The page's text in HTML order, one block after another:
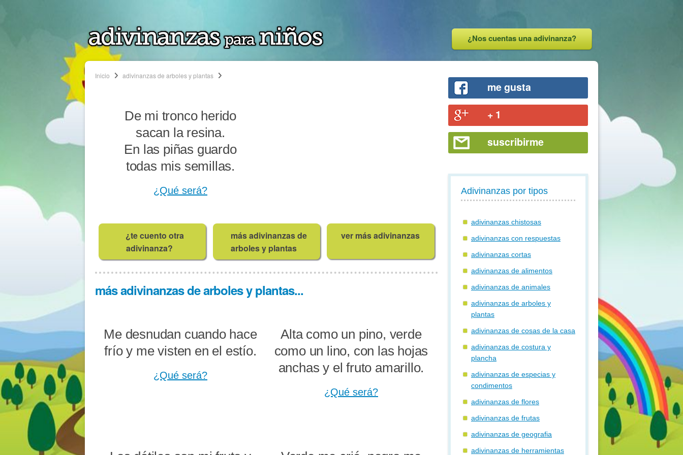
¿Nos cuentas una adivinanza?
Inicio adivinanzas de arboles y plantas
De mi tronco herido
sacan la resina.
En las piñas guardo
todas mis semillas.
¿Qué será?
¿te cuento otra
adivinanza?
más adivinanzas de
arboles y plantas
ver más adivinanzas
más adivinanzas de arboles y plantas...
Me desnudan cuando hace
frío y me visten en el estío.
¿Qué será?
Alta como un pino, verde
como un lino, con las hojas
anchas y el fruto amarillo.
¿Qué será?
me gusta
+ 1
suscribirme
Adivinanzas por tipos
adivinanzas chistosas
adivinanzas con respuestas
adivinanzas cortas
adivinanzas de alimentos
adivinanzas de animales
adivinanzas de arboles y
plantas
adivinanzas de cosas de la casa
adivinanzas de costura y
plancha
adivinanzas de especias y
condimentos
adivinanzas de flores
adivinanzas de frutas
adivinanzas de geografia
adivinanzas de herramientas